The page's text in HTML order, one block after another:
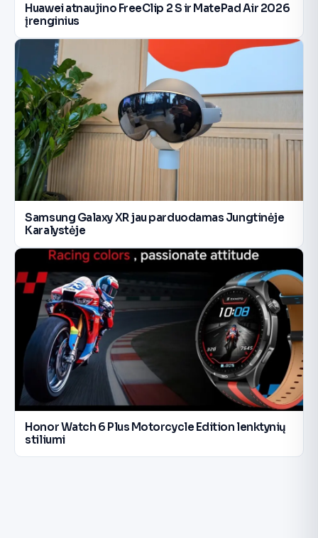
Huawei atnaujino FreeClip 2 S ir MatePad Air 2026
įrenginius
Samsung Galaxy XR jau parduodamas Jungtinėje
Karalystėje
Honor Watch 6 Plus Motorcycle Edition lenktynių
stiliumi